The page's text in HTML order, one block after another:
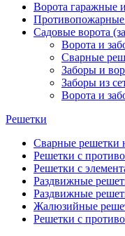
Ворота гаражные
Противопожарные
Садовые ворота
Ворота и
Сварные
Заборы и
Заборы из
Ворота и
Решетки
Сварные решетки
Решетки с
Решетки с
Раздвижные
Раздвижные
Жалюзийные
Решетки с